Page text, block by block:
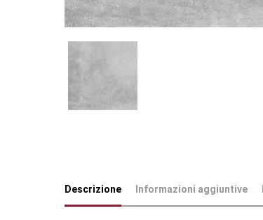
Descrizione Informazioni aggiuntive